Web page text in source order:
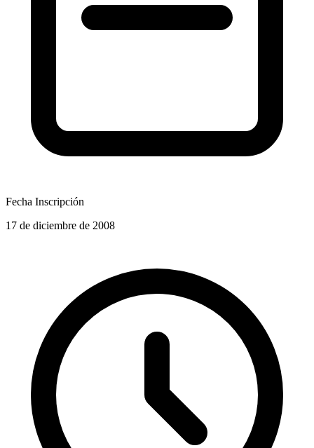
Fecha Inscripción
17 de diciembre de 2008